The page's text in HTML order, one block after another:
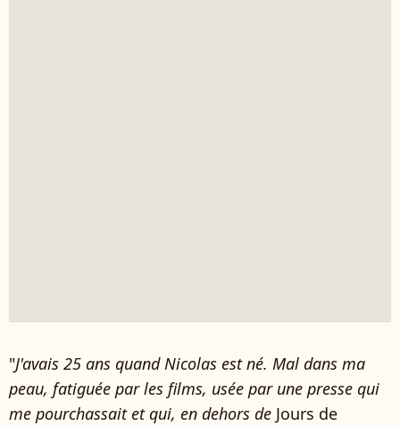
"J'avais 25 ans quand Nicolas est né. Mal dans ma
peau, fatiguée par les films, usée par une presse qui
me pourchassait et qui, en dehors de Jours de